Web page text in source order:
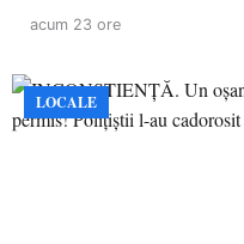
acum 23 ore
LOCALE